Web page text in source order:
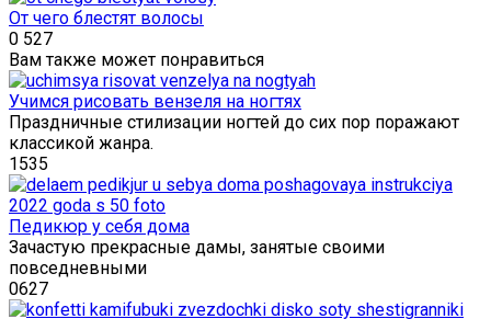
От чего блестят волосы
0 527
Вам также может понравиться
Учимся рисовать вензеля на ногтях
Праздничные стилизации ногтей до сих пор поражают
классикой жанра.
1535
Педикюр у себя дома
Зачастую прекрасные дамы, занятые своими
повседневными
0627